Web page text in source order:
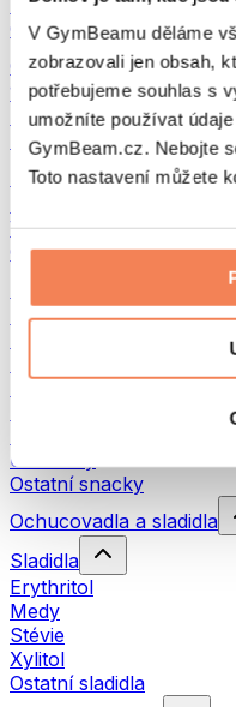
V GymBeamu děláme
zobrazovali jen obsah,
potřebujeme souhlas s
umožníte používat
GymBeam.cz. Nebojte
Toto nastavení můžete
Luštěniny
Ostatní fitness jídlo
Ořechová másla
100% ořechová másla
Sladká ořechová másla
Proteinová ořechová
Superpotraviny
Vláknina
Ostatní superpotraviny
Proteinové tyčinky
Proteinové čipsy a
Čokolády
Ostatní snacky
Ochucovadla a sladidla
Sladidla
Erythritol
Medy
Stévie
Xylitol
Ostatní sladidla